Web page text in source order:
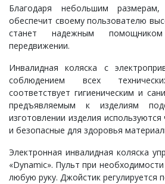
Благодаря небольшим размерам,
обеспечит своему пользователю
станет надежным
передвижении.
Инвалидная коляска с
соблюдением всех
соответствует гигиеническим и
предъявляемым к изделиям
изготовлении изделия используются
и безопасные для здоровья
Электронная инвалидная коляска
«Dynamic». Пульт при
любую руку. Джойстик регулируется